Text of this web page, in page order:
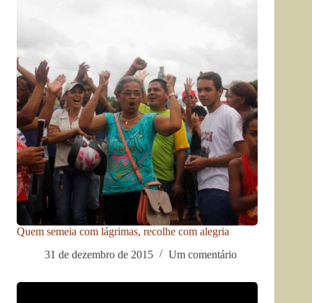
Quem semeia com lágrimas, recolhe com alegria
31 de dezembro de 2015
Um comentário